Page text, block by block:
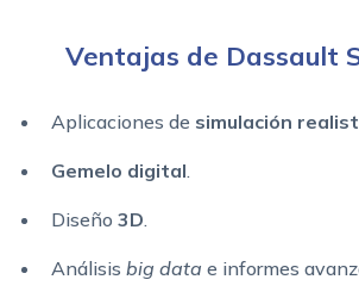
Ventajas de Dassault
Aplicaciones de simulación
Gemelo digital.
Diseño 3D.
Análisis big data e informes